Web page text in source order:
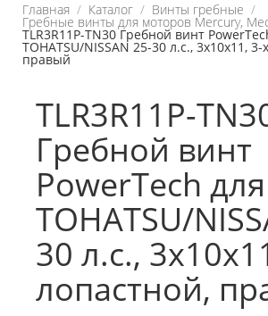
Главная Каталог Винты гребные
Гребные винты для моторов Mercury,
TLR3R11P-TN30 Гребной винт
TOHATSU/NISSAN 25-30 л.с., 3x10x11,
правый
TLR3R11P-
Гребной винт
PowerTech для
TOHATSU/
30 л.с.,
лопастной,